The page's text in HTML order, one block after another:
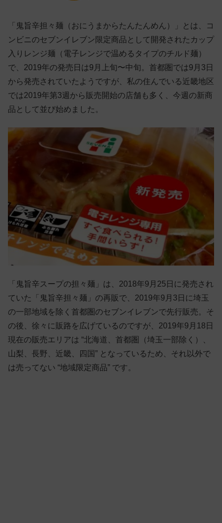
「鬼旨辛担々麺（おにうまからたんたんめん）」とは、コ
ンビニのセブンイレブン限定商品として開発されたカップ
入りレンジ麺（電子レンジで温めるタイプのチルド麺）
で、2019年の発売日は9月上旬〜中旬。首都圏では9月3日
から発売されていたようですが、私の住んでいる近畿地区
では2019年第3週から販売開始の店舗も多く、今週の新商
品として並び始めました。
「鬼旨辛スープの担々麺」は、2018年9月25日に発売され
ていた「鬼旨辛担々麺」の再販で、2019年9月3日に埼玉
の一部地域を除く首都圏のセブンイレブンで先行販売。そ
の後、徐々に販路を広げているのですが、2019年9月18日
現在の販売エリアは “北海道、首都圏（埼玉一部除く）、
山梨、長野、近畿、四国” となっているため、それ以外で
は売ってない “地域限定商品” です。